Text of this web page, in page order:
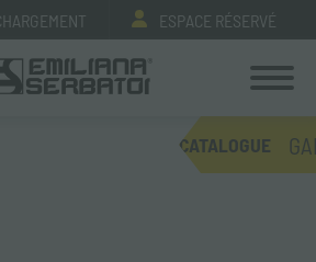
ESPACE RÉSERVÉ
CATALOGUE